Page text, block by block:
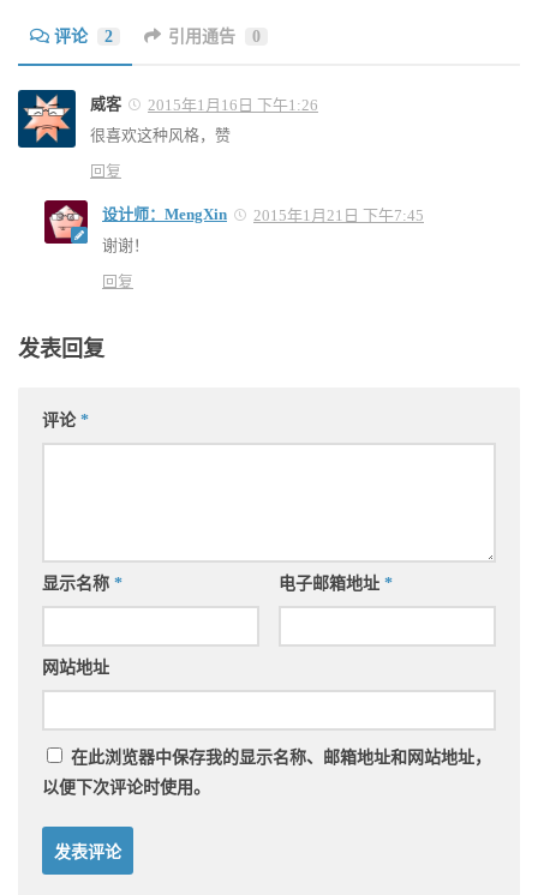
评论 2 引用通告 0
威客
2015年1月16日 下午1:26
很喜欢这种风格，赞
回复
设计师：MengXin
2015年1月21日 下午7:45
谢谢！
回复
发表回复
评论 *
显示名称 * 电子邮箱地址 *
网站地址
在此浏览器中保存我的显示名称、邮箱地址和网站地址，
以便下次评论时使用。